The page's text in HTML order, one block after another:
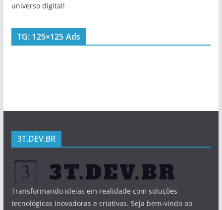
universo digital!
TG: 125×125 Ads
3T.DEV.BR
Transformando ideias em realidade com soluções
tecnológicas inovadoras e criativas. Seja bem-vindo ao